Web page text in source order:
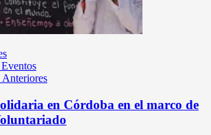
en Córdoba en el marco de